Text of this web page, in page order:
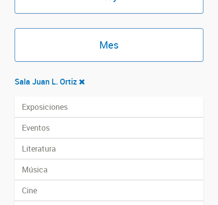
Mes
Sala Juan L. Ortiz
Exposiciones
Eventos
Literatura
Música
Cine